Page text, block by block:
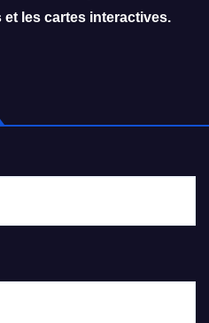
les cartes interactives.